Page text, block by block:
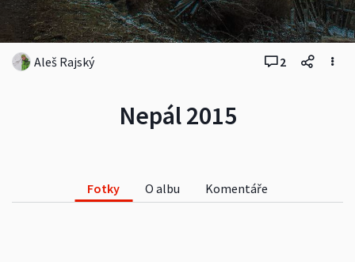
Nepál 2015
Aleš Rajský 2
Fotky O albu Komentáře